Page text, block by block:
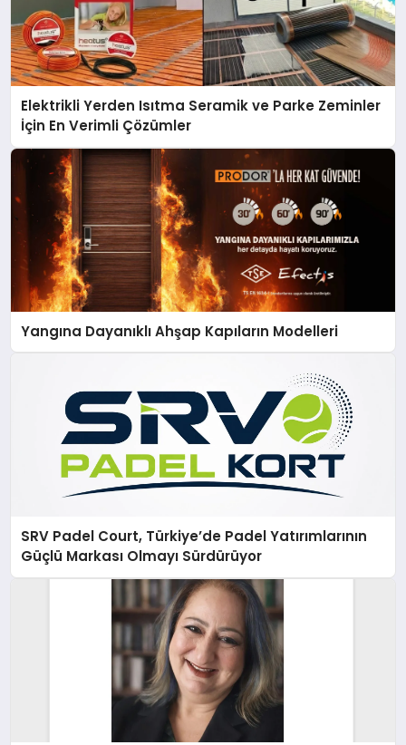
Elektrikli Yerden Isıtma Seramik ve Parke Zeminler
İçin En Verimli Çözümler
Yangına Dayanıklı Ahşap Kapıların Modelleri
SRV Padel Court, Türkiye’de Padel Yatırımlarının
Güçlü Markası Olmayı Sürdürüyor